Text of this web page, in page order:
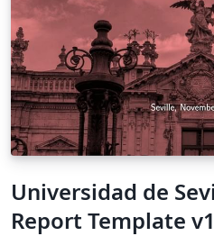
Universidad de
Report Template